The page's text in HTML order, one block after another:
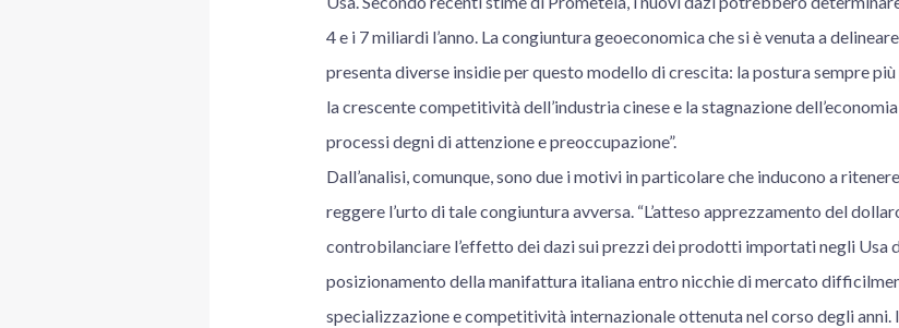
4 e i 7 miliardi l’anno. La congiuntura geoeconomica che si è venuta a
presenta diverse insidie per questo modello di crescita: la postura sempre
la crescente competitività dell’industria cinese e la stagnazione
processi degni di attenzione e preoccupazione”.
Dall’analisi, comunque, sono due i motivi in particolare che inducono a
reggere l’urto di tale congiuntura avversa. “L’atteso apprezzamento del
controbilanciare l’effetto dei dazi sui prezzi dei prodotti importati negli Usa
posizionamento della manifattura italiana entro nicchie di mercato
specializzazione e competitività internazionale ottenuta nel corso degli